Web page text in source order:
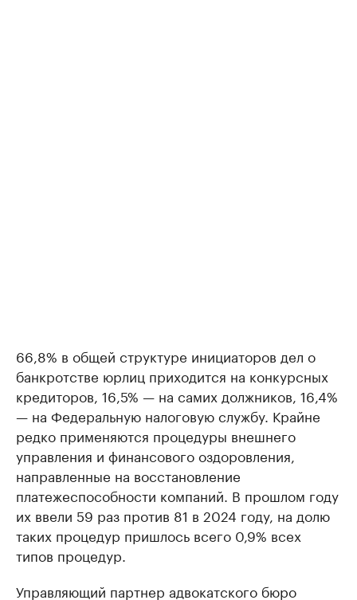
66,8% в общей структуре инициаторов дел о
банкротстве юрлиц приходится на конкурсных
кредиторов, 16,5% — на самих должников, 16,4%
— на Федеральную налоговую службу. Крайне
редко применяются процедуры внешнего
управления и финансового оздоровления,
направленные на восстановление
платежеспособности компаний. В прошлом году
их ввели 59 раз против 81 в 2024 году, на долю
таких процедур пришлось всего 0,9% всех
типов процедур.
Управляющий партнер адвокатского бюро